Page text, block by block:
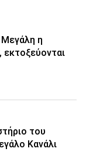
η
του
Κανάλι